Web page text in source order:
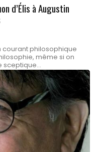
d’Élis à Augustin
courant philosophique
même si on
sceptique...